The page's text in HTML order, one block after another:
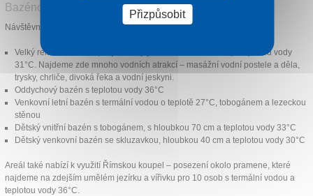
Bazénový svět
Návštěvníci zde mohou využít celkem 5 bazénů
Velký relaxační bazén, největší krytý bazén na Slovensku, s teplotou vody
31°C. Najdeme zde mnoho vodních atrakcí – masážní vodní postele a děla,
trysky, chrliče, divoká řeka a vodní jeskyni.
Oddychový bazén s teplotou vody 36°C
Venkovní letní bazén s termální vodou o teplotě 27°C, tobogánem a lezeckou
stěnou
Dětský vnitřní bazén s tobogánem, s hloubkou 70 cm a teplotou vody 33°C
Dětský venkovní bazén se skluzavkou, hloubkou 40 cm a teplotou vody 30°C
Areál také nabízí k využití Římskou koupel – posezení okolo pramene, které
najdeme na zdejším umělém jezírku a vířivku pro 10 osob s termální vodou a
teplotou vody 36°C.
Přizpůsobit